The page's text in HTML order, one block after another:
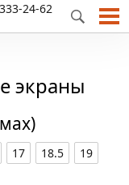
24-62
экраны
17 18.5
19